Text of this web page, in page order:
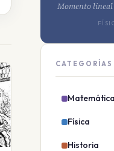
Momento
CATEGORÍAS
Física
Historia